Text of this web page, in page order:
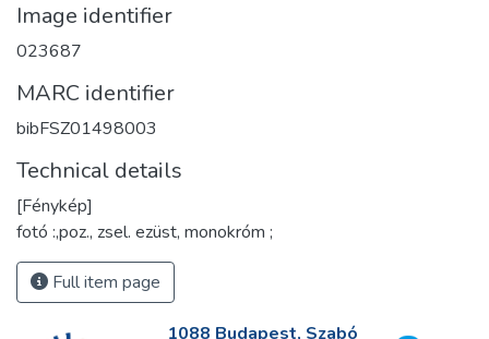
Image identifier
023687
MARC identifier
bibFSZ01498003
Technical details
[Fénykép]
fotó :,poz., zsel. ezüst, monokróm ;
Full item page
1088 Budapest, Szabó